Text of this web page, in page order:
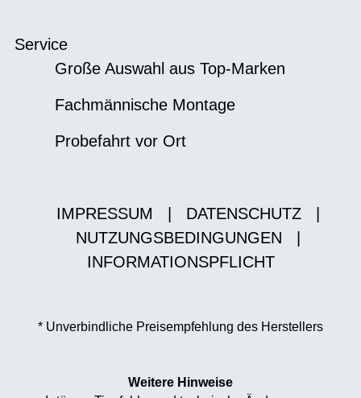
Service
Große Auswahl aus Top-Marken
Fachmännische Montage
Probefahrt vor Ort
IMPRESSUM DATENSCHUTZ
NUTZUNGSBEDINGUNGEN
INFORMATIONSPFLICHT
* Unverbindliche Preisempfehlung des Herstellers
Weitere Hinweise